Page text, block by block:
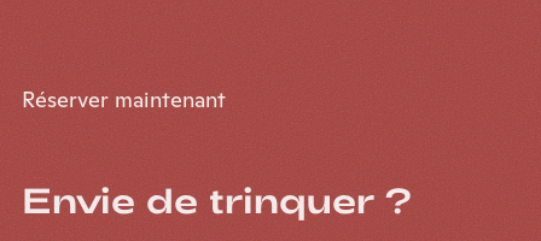
Réserver maintenant
Envie de trinquer ?